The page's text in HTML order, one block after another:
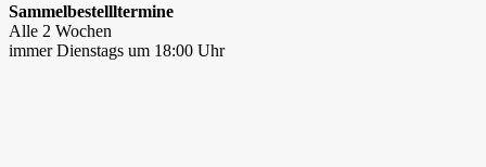
Sammelbestellltermine
Alle 2 Wochen
immer Dienstags um 18:00 Uhr